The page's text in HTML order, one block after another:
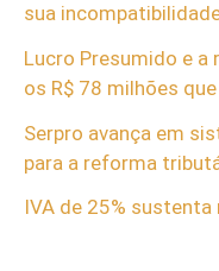
sua
Lucro Presumido e
os R$ 78 milhões
Serpro avança em
para a reforma
IVA de 25%